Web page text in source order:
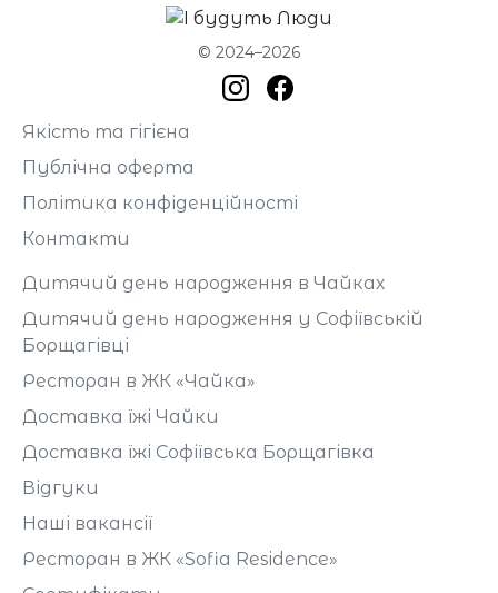
© 2024–2026
Якість та гігієна
Публічна оферта
Політика конфіденційності
Контакти
Дитячий день народження в Чайках
Дитячий день народження у Софіївській
Борщагівці
Ресторан в ЖК «Чайка»
Доставка їжі Чайки
Доставка їжі Софіївська Борщагівка
Відгуки
Наші вакансії
Ресторан в ЖК «Sofia Residence»